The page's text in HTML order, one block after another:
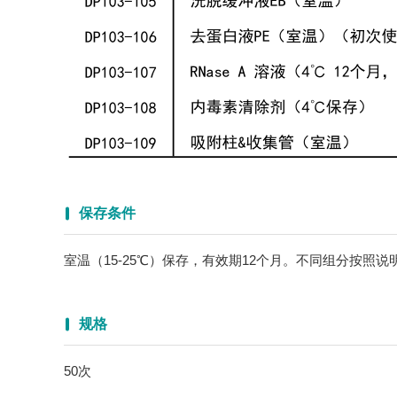
保存条件
室温（15-25℃）保存，有效期12个月。不同组分按照说
规格
50次